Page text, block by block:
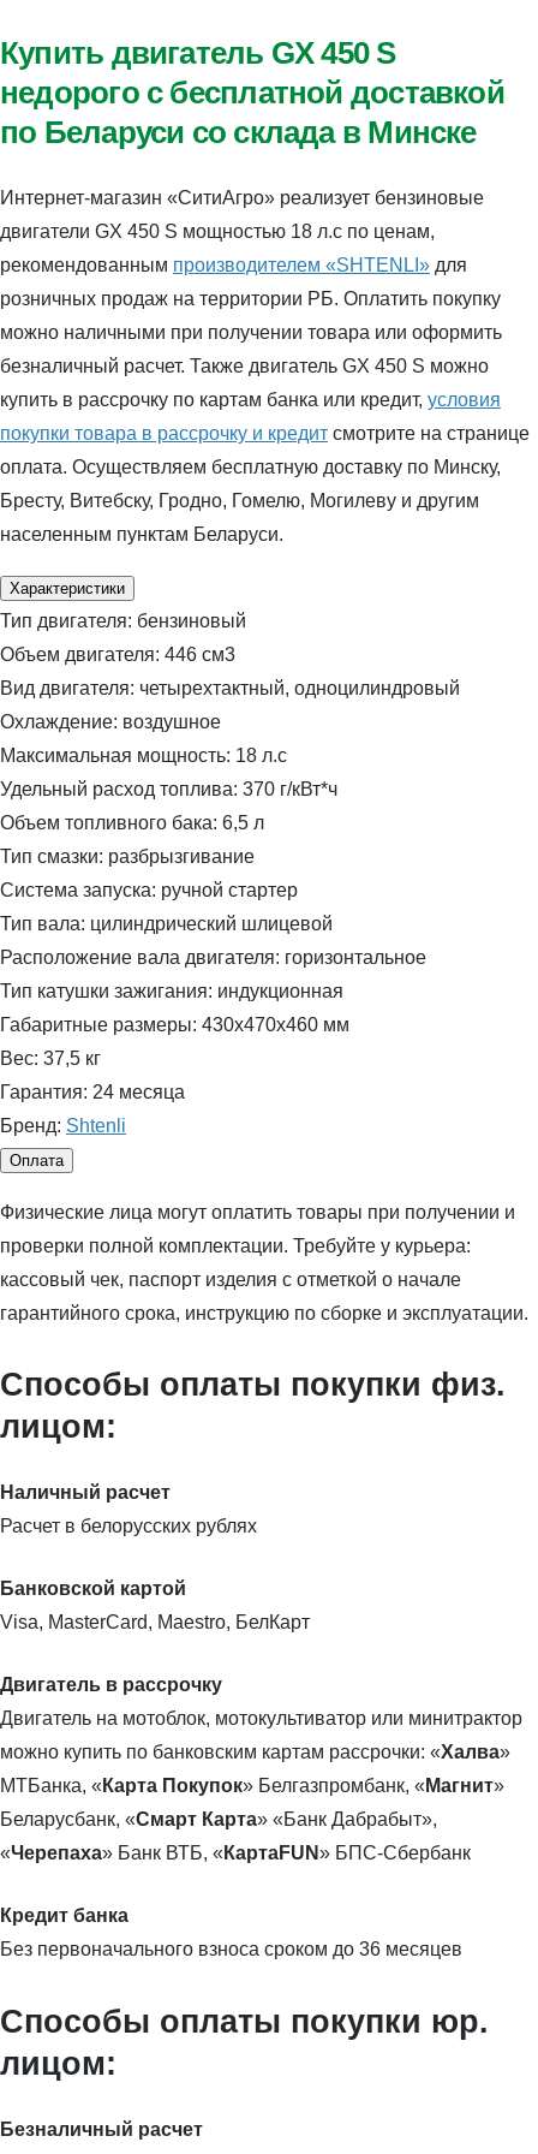
Купить двигатель GX 450 S
недорого с бесплатной доставкой
по Беларуси со склада в Минске
Интернет-магазин «СитиАгро» реализует бензиновые
двигатели GX 450 S мощностью 18 л.с по ценам,
рекомендованным производителем «SHTENLI» для
розничных продаж на территории РБ. Оплатить покупку
можно наличными при получении товара или оформить
безналичный расчет. Также двигатель GX 450 S можно
купить в рассрочку по картам банка или кредит, условия
покупки товара в рассрочку и кредит смотрите на странице
оплата. Осуществляем бесплатную доставку по Минску,
Бресту, Витебску, Гродно, Гомелю, Могилеву и другим
населенным пунктам Беларуси.
Характеристики
Тип двигателя: бензиновый
Объем двигателя: 446 см3
Вид двигателя: четырехтактный, одноцилиндровый
Охлаждение: воздушное
Максимальная мощность: 18 л.с
Удельный расход топлива: 370 г/кВт*ч
Объем топливного бака: 6,5 л
Тип смазки: разбрызгивание
Система запуска: ручной стартер
Тип вала: цилиндрический шлицевой
Расположение вала двигателя: горизонтальное
Тип катушки зажигания: индукционная
Габаритные размеры: 430x470x460 мм
Вес: 37,5 кг
Гарантия: 24 месяца
Бренд: Shtenli
Оплата
Физические лица могут оплатить товары при получении и
проверки полной комплектации. Требуйте у курьера:
кассовый чек, паспорт изделия с отметкой о начале
гарантийного срока, инструкцию по сборке и эксплуатации.
Способы оплаты покупки физ.
лицом:
Наличный расчет
Расчет в белорусских рублях
Банковской картой
Visa, MasterCard, Maestro, БелКарт
Двигатель в рассрочку
Двигатель на мотоблок, мотокультиватор или минитрактор
можно купить по банковским картам рассрочки: «Халва»
МТБанка, « Карта Покупок» Белгазпромбанк, « Магнит»
Беларусбанк, «Смарт Карта» «Банк Дабрабыт»,
«Черепаха» Банк ВТБ, « КартаFUN» БПС-Сбербанк
Кредит банка
Без первоначального взноса сроком до 36 месяцев
Способы оплаты покупки юр.
лицом:
Безналичный расчет